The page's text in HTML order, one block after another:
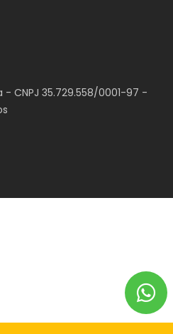
- CNPJ 35.729.558/0001-97 -